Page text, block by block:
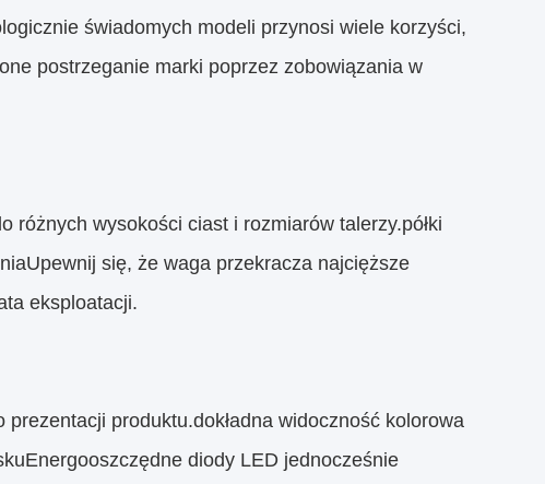
świadomych modeli przynosi wiele korzyści,
postrzeganie marki poprzez zobowiązania w
różnych wysokości ciast i rozmiarów talerzy.półki
się, że waga przekracza najcięższe
eksploatacji.
produktu.dokładna widoczność kolorowa
diody LED jednocześnie